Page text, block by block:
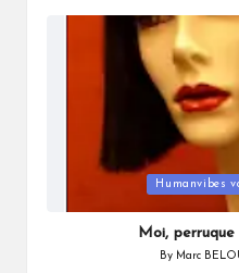
Humanvibes
Moi,
Posted
By Marc